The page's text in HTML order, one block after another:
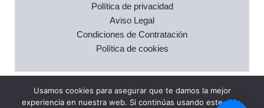
Política de privacidad
Aviso Legal
Condiciones de Contratación
Política de cookies
©2026 encumar.es
Usamos cookies para asegurar que te damos la mejor
experiencia en nuestra web. Si continúas usando este sitio,